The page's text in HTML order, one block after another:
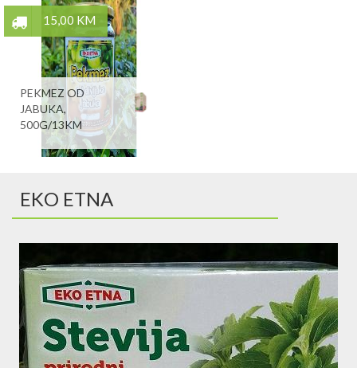
15,00 KM
PEKMEZ OD
JABUKA,
500G/13KM
EKO ETNA